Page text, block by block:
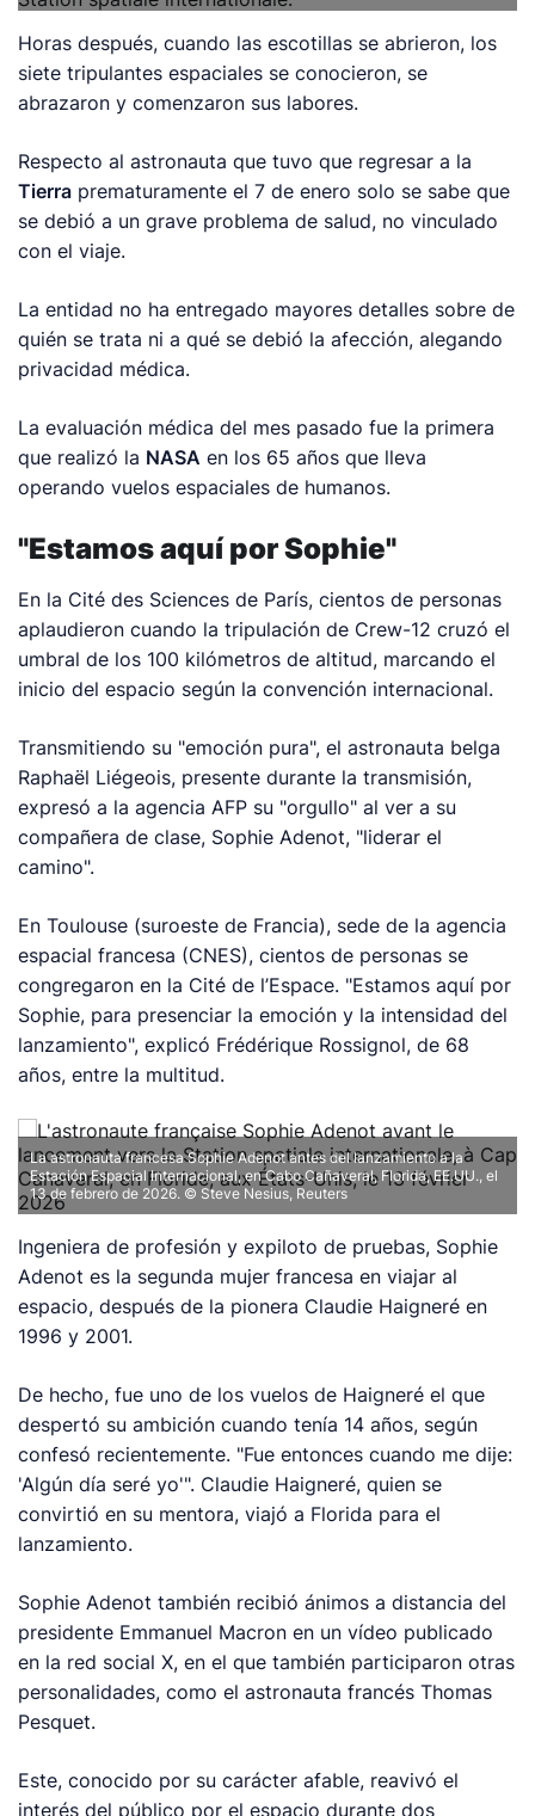
Horas después, cuando las escotillas se abrieron, los
siete tripulantes espaciales se conocieron, se
abrazaron y comenzaron sus labores.
Respecto al astronauta que tuvo que regresar a la
Tierra prematuramente el 7 de enero solo se sabe que
se debió a un grave problema de salud, no vinculado
con el viaje.
La entidad no ha entregado mayores detalles sobre de
quién se trata ni a qué se debió la afección, alegando
privacidad médica.
La evaluación médica del mes pasado fue la primera
que realizó la NASA en los 65 años que lleva
operando vuelos espaciales de humanos.
"Estamos aquí por Sophie"
En la Cité des Sciences de París, cientos de personas
aplaudieron cuando la tripulación de Crew-12 cruzó el
umbral de los 100 kilómetros de altitud, marcando el
inicio del espacio según la convención internacional.
Transmitiendo su "emoción pura", el astronauta belga
Raphaël Liégeois, presente durante la transmisión,
expresó a la agencia AFP su "orgullo" al ver a su
compañera de clase, Sophie Adenot, "liderar el
camino".
En Toulouse (suroeste de Francia), sede de la agencia
espacial francesa (CNES), cientos de personas se
congregaron en la Cité de l’Espace. "Estamos aquí por
Sophie, para presenciar la emoción y la intensidad del
lanzamiento", explicó Frédérique Rossignol, de 68
años, entre la multitud.
La astronauta francesa Sophie Adenot antes del lanzamiento a la
Estación Espacial Internacional, en Cabo Cañaveral, Florida, EE.UU., el
13 de febrero de 2026. © Steve Nesius, Reuters
Ingeniera de profesión y expiloto de pruebas, Sophie
Adenot es la segunda mujer francesa en viajar al
espacio, después de la pionera Claudie Haigneré en
1996 y 2001.
De hecho, fue uno de los vuelos de Haigneré el que
despertó su ambición cuando tenía 14 años, según
confesó recientemente. "Fue entonces cuando me dije:
'Algún día seré yo'". Claudie Haigneré, quien se
convirtió en su mentora, viajó a Florida para el
lanzamiento.
Sophie Adenot también recibió ánimos a distancia del
presidente Emmanuel Macron en un vídeo publicado
en la red social X, en el que también participaron otras
personalidades, como el astronauta francés Thomas
Pesquet.
Este, conocido por su carácter afable, reavivó el
interés del público por el espacio durante dos